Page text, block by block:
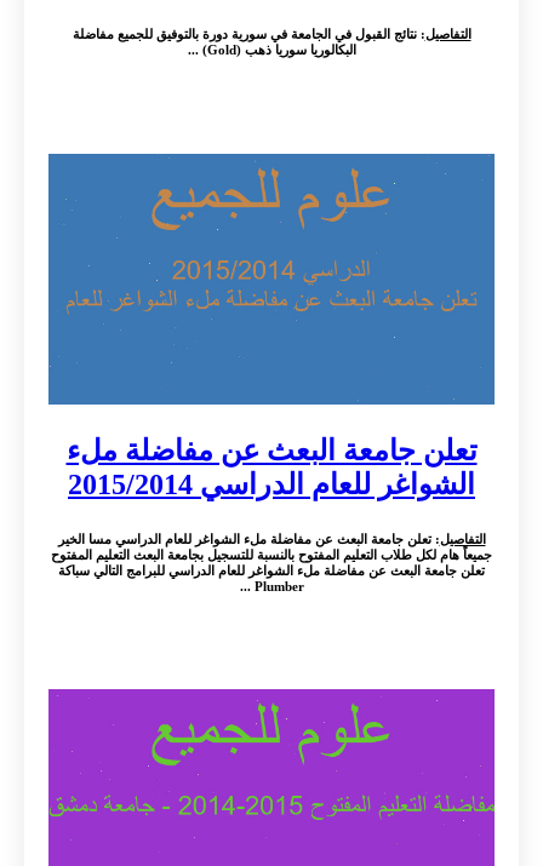
التفاصيل: نتائج القبول في الجامعة في سورية دورة بالتوفيق للجميع مفاضلة
البكالوريا سوريا ذهب (Gold) ...
تعلن جامعة البعث عن مفاضلة ملء
الشواغر للعام الدراسي 2015/2014
التفاصيل: تعلن جامعة البعث عن مفاضلة ملء الشواغر للعام الدراسي مسا الخير
جميعاً هام لكل طلاب التعليم المفتوح بالنسبة للتسجيل بجامعة البعث التعليم المفتوح
تعلن جامعة البعث عن مفاضلة ملء الشواغر للعام الدراسي للبرامج التالي سباكة
Plumber ...